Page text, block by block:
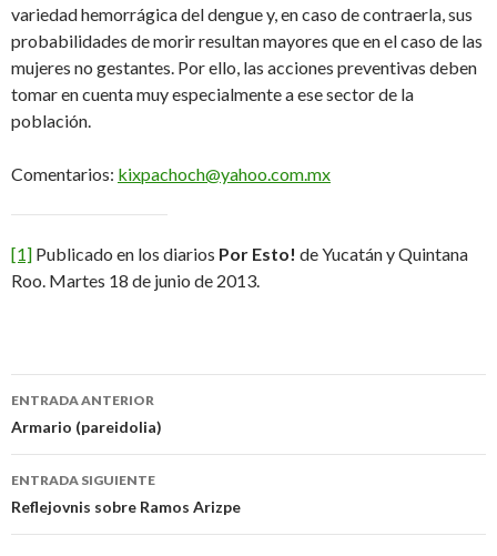
variedad hemorrágica del dengue y, en caso de contraerla, sus
probabilidades de morir resultan mayores que en el caso de las
mujeres no gestantes. Por ello, las acciones preventivas deben
tomar en cuenta muy especialmente a ese sector de la
población.
Comentarios: kixpachoch@yahoo.com.mx
[1] Publicado en los diarios Por Esto! de Yucatán y Quintana
Roo. Martes 18 de junio de 2013.
Navegación
de
entradas
ENTRADA ANTERIOR
Armario (pareidolia)
ENTRADA SIGUIENTE
Reflejovnis sobre Ramos Arizpe